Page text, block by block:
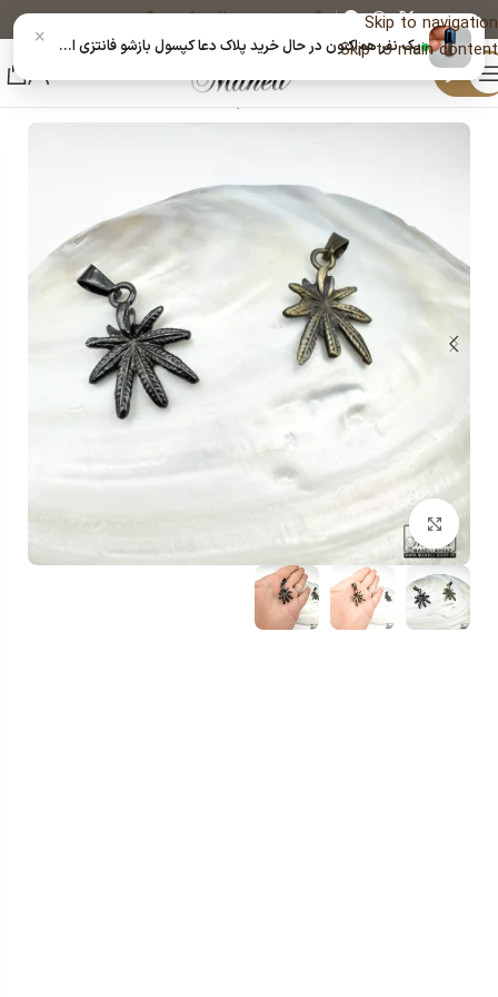
Skip to navigation
Skip to main content
پیگیری خریددریافت کد رهگیری پستی
منو
خانه زیورآلات و بدلیجات رنگ ثابت پلاک فانتزی
بزرگنمایی تصویر
یک نفر هم‌اکنون در حال خرید پلاک دعا کپسول بازشو فانتزی استیل رنگ ثابت|140404155 است ×